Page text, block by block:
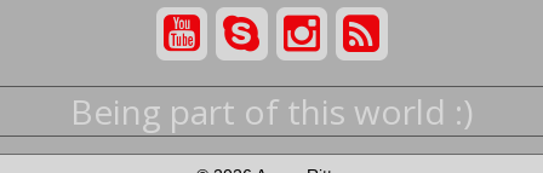
Being part of this world :)